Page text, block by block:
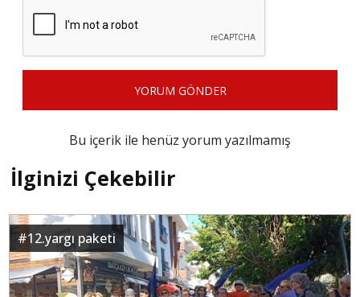
YORUM GÖNDER
Bu içerik ile henüz yorum yazılmamış
İlginizi Çekebilir
#12.yargı paketi